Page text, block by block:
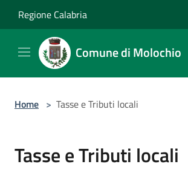
Regione Calabria
Comune di Molochio
Home > Tasse e Tributi locali
Tasse e Tributi locali